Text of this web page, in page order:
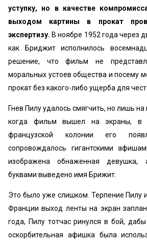
уступку, но в качестве
выходом картины в прокат
экспертизу. В ноябре 1952 года через
как Бриджит исполнилось
решение, что фильм не
моральных устоев общества и посему
прокат без какого-либо ущерба для
Гнев Пилу удалось смягчить, но лишь
когда фильм вышел на экраны, в
французской колонии его
сопровождалось гигантскими
изображена обнаженная девушка,
буквами выведено имя Брижит.
Это было уже слишком. Терпение Пилу
Франции выход ленты на экран
года, Пилу тотчас ринулся в бой,
оскорбительная афишка была